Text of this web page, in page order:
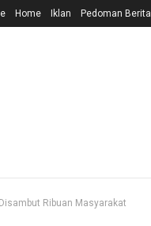
Home Iklan Pedoman Berita
Ribuan Masyarakat